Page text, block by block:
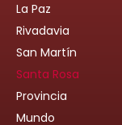
La Paz
Rivadavia
San Martín
Santa Rosa
Provincia
Mundo